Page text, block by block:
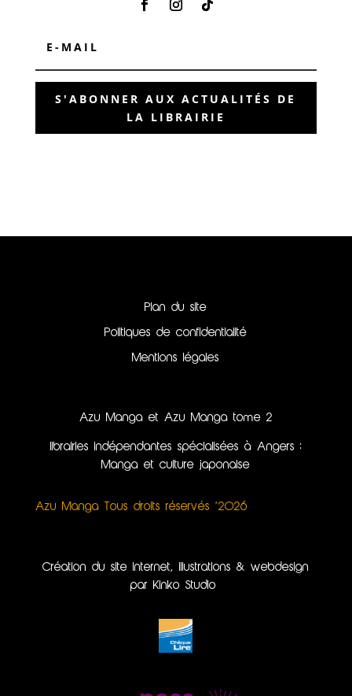
S'ABONNER AUX ACTUALITÉS DE
LA LIBRAIRIE
Plan du site
Politiques de confidentialité
Mentions légales
Azu Manga et Azu Manga tome 2
librairies indépendantes spécialisées à Angers :
Manga et culture japonaise
Azu Manga Tous droits réservés ©2026
Création du site internet, illustrations & webdesign
par Kinko Studio